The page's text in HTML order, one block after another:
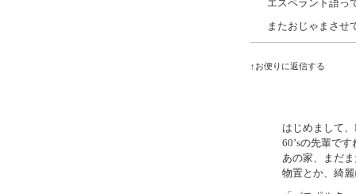
エスペラント語っ
またおじゃまさせ
↑お便りに返信する
はじめまして
60’sの先輩です
あの家、まだ
物置とか、綺